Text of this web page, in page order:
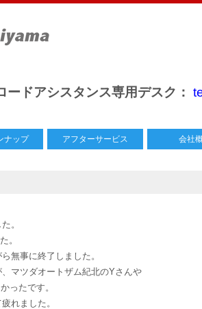
ードアシスタンス専用デスク：
ナップ アフターサービス 会社
。
。
無事に終了しました。
マツダオートザム紀北のYさんや
ったです。
れました。